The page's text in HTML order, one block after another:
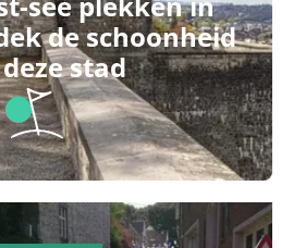
de schoonheid
stad